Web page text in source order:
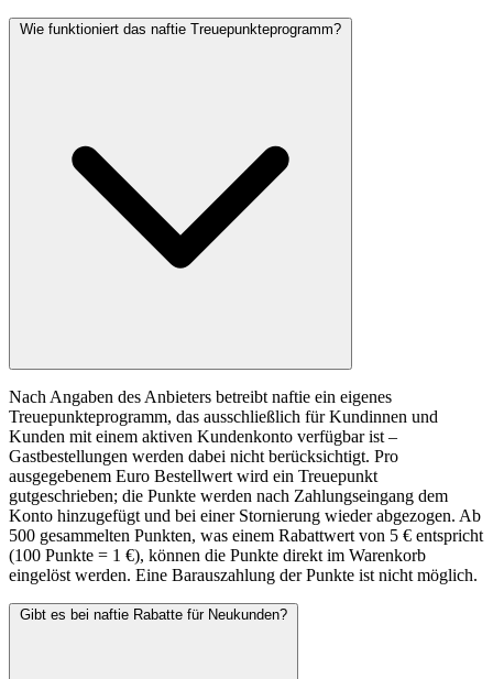
Wie funktioniert das naftie Treuepunkteprogramm?
Nach Angaben des Anbieters betreibt naftie ein eigenes
Treuepunkteprogramm, das ausschließlich für Kundinnen und
Kunden mit einem aktiven Kundenkonto verfügbar ist –
Gastbestellungen werden dabei nicht berücksichtigt. Pro
ausgegebenem Euro Bestellwert wird ein Treuepunkt
gutgeschrieben; die Punkte werden nach Zahlungseingang dem
Konto hinzugefügt und bei einer Stornierung wieder abgezogen. Ab
500 gesammelten Punkten, was einem Rabattwert von 5 € entspricht
(100 Punkte = 1 €), können die Punkte direkt im Warenkorb
eingelöst werden. Eine Barauszahlung der Punkte ist nicht möglich.
Gibt es bei naftie Rabatte für Neukunden?